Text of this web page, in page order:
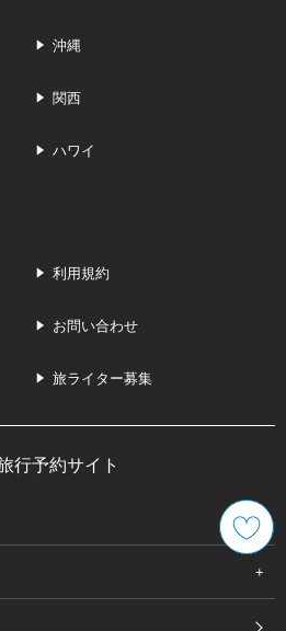
沖縄
関西
ハワイ
利用規約
お問い合わせ
旅ライター募集
行予約サイト